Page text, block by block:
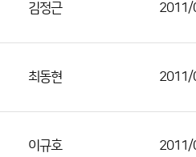
김정근 2011/
최동현 2011/
이규호 2011/